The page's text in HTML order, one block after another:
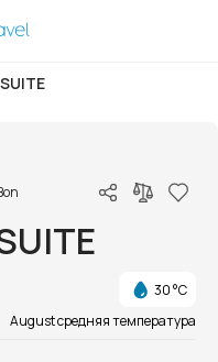
30 °C
August средняя температура